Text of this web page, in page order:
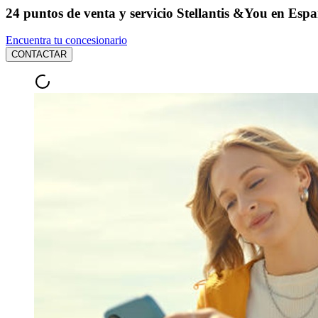
24 puntos de venta y servicio Stellantis &You en
Encuentra tu concesionario
CONTACTAR